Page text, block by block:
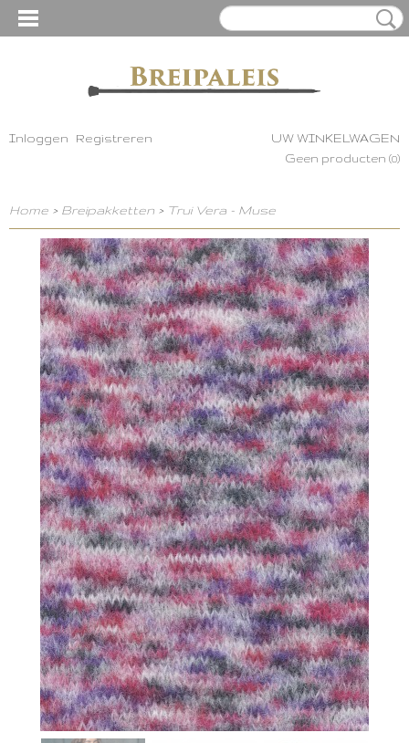
Inloggen Registreren UW WINKELWAGEN
Geen producten (0)
Home > Breipakketten > Trui Vera - Muse